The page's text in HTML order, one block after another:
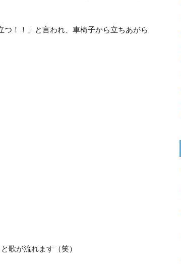
！！」と言われ、車椅子から立ちあがら
歌が流れます（笑）